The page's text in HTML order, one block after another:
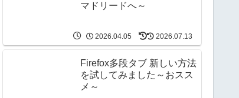
マドリードへ～
2026.04.05 2026.07.13
Firefox多段タブ 新しい方法
を試してみました～おスス
メ～